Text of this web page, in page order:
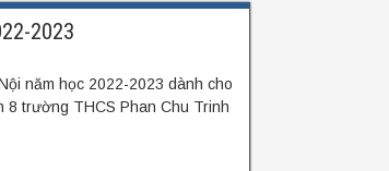
2023
năm học 2022-2023 dành cho
8 trường THCS Phan Chu Trinh